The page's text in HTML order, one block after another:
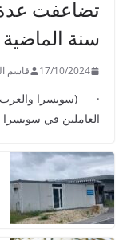
تضاعفت
سنة الماضية
17/10/2024 قاسم
· (سويسرا والعرب)
العاملين في سويسرا بشكل